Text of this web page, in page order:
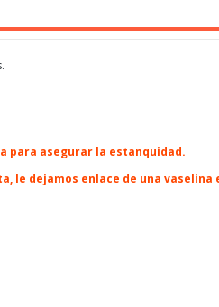
para asegurar la estanquidad.
le dejamos enlace de una vaselina